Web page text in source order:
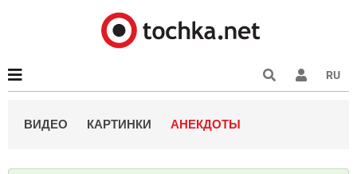
RU
ВИДЕО КАРТИНКИ АНЕКДОТЫ